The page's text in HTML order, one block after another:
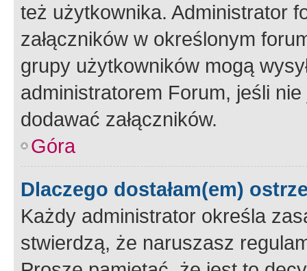
też użytkownika. Administrator
załączników w określonym
grupy użytkowników mogą
administratorem Forum, jeśli
dodawać załączników.
Góra
Dlaczego dostałam(em)
Każdy administrator określa
stwierdzą, że naruszasz